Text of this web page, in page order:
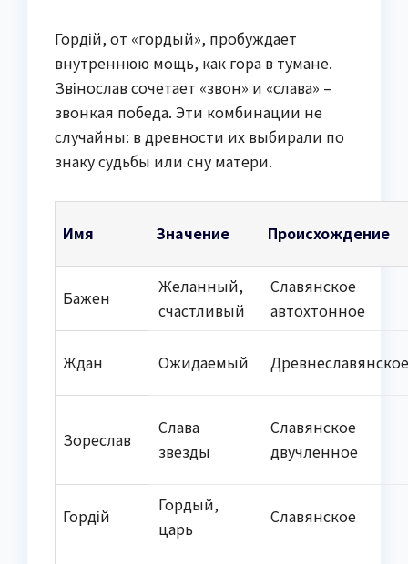
Гордій, от «гордый», пробуждает
внутреннюю мощь, как гора в тумане.
Звінослав сочетает «звон» и «слава» –
звонкая победа. Эти комбинации не
случайны: в древности их выбирали по
знаку судьбы или сну матери.
Имя Значение Происхождение
Бажен
Желанный,
счастливый
Славянское
автохтонное
Ждан Ожидаемый
Зореслав
Слава
звезды
Славянское
двучленное
Гордій
Гордый,
царь
Славянское